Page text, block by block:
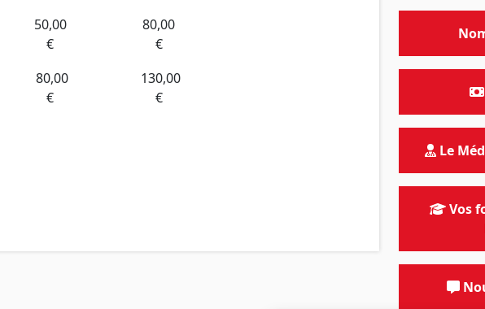
50,00
€
80,00
€
80,00
€
130,00
€
Le
Vos